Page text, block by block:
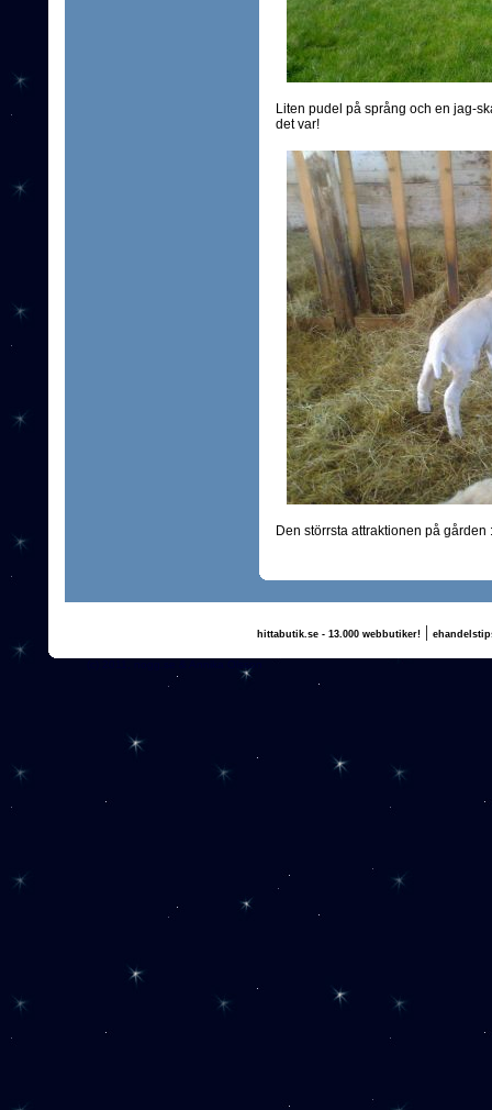
Liten pudel på språng och en jag-
det var!
Den störrsta attraktionen på
hittabutik.se - 13.000 webbutiker!|